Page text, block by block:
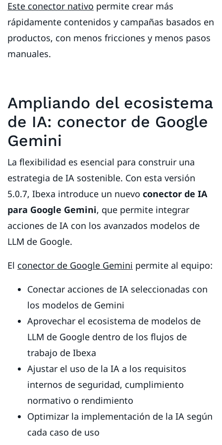
Este conector nativo permite crear más
rápidamente contenidos y campañas basados en
productos, con menos fricciones y menos pasos
manuales.
Ampliando del ecosistema
de IA: conector de Google
Gemini
La flexibilidad es esencial para construir una
estrategia de IA sostenible. Con esta versión
5.0.7, Ibexa introduce un nuevo conector de IA
para Google Gemini, que permite integrar
acciones de IA con los avanzados modelos de
LLM de Google.
El conector de Google Gemini permite al equipo:
Conectar acciones de IA seleccionadas con
los modelos de Gemini
Aprovechar el ecosistema de modelos de
LLM de Google dentro de los flujos de
trabajo de Ibexa
Ajustar el uso de la IA a los requisitos
internos de seguridad, cumplimiento
normativo o rendimiento
Optimizar la implementación de la IA según
cada caso de uso